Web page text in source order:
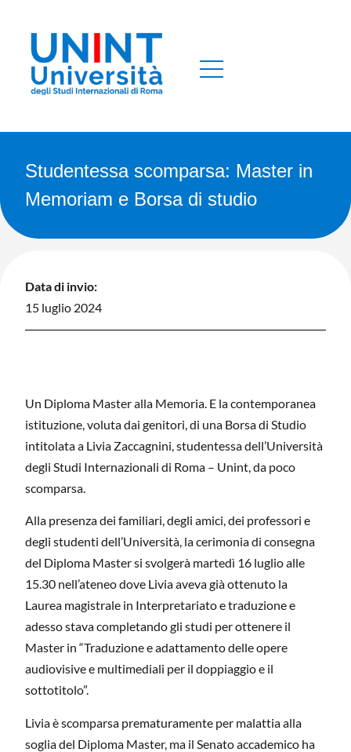
Studentessa scomparsa: Master in
Memoriam e Borsa di studio
Data di invio:
15 luglio 2024
Un Diploma Master alla Memoria. E la contemporanea
istituzione, voluta dai genitori, di una Borsa di Studio
intitolata a Livia Zaccagnini, studentessa dell’Università
degli Studi Internazionali di Roma – Unint, da poco
scomparsa.
Alla presenza dei familiari, degli amici, dei professori e
degli studenti dell’Università, la cerimonia di consegna
del Diploma Master si svolgerà martedì 16 luglio alle
15.30 nell’ateneo dove Livia aveva già ottenuto la
Laurea magistrale in Interpretariato e traduzione e
adesso stava completando gli studi per ottenere il
Master in “Traduzione e adattamento delle opere
audiovisive e multimediali per il doppiaggio e il
sottotitolo”.
Livia è scomparsa prematuramente per malattia alla
soglia del Diploma Master, ma il Senato accademico ha